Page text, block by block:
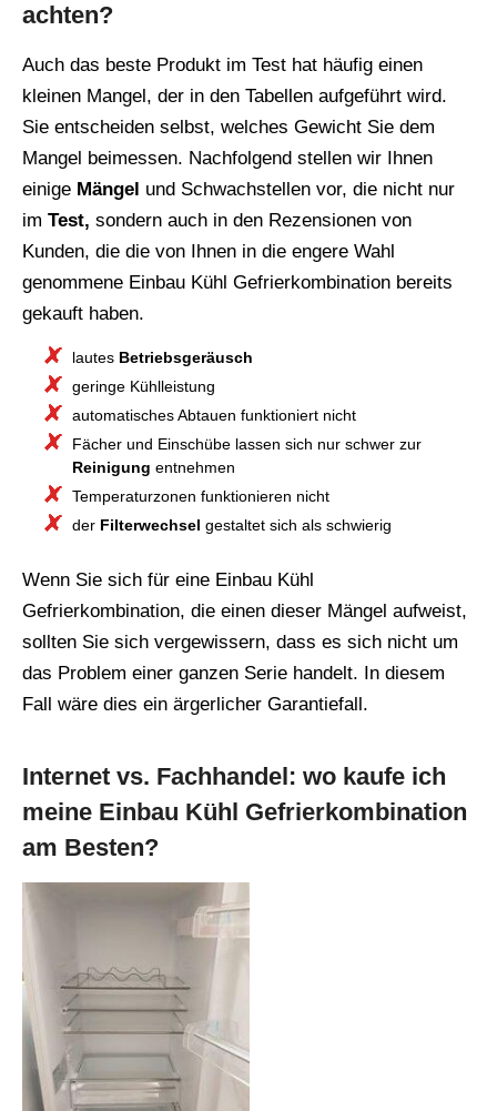
achten?
Auch das beste Produkt im Test hat häufig einen
kleinen Mangel, der in den Tabellen aufgeführt wird.
Sie entscheiden selbst, welches Gewicht Sie dem
Mangel beimessen. Nachfolgend stellen wir Ihnen
einige Mängel und Schwachstellen vor, die nicht nur
im Test, sondern auch in den Rezensionen von
Kunden, die die von Ihnen in die engere Wahl
genommene Einbau Kühl Gefrierkombination bereits
gekauft haben.
lautes Betriebsgeräusch
geringe Kühlleistung
automatisches Abtauen funktioniert nicht
Fächer und Einschübe lassen sich nur schwer zur
Reinigung entnehmen
Temperaturzonen funktionieren nicht
der Filterwechsel gestaltet sich als schwierig
Wenn Sie sich für eine Einbau Kühl
Gefrierkombination, die einen dieser Mängel aufweist,
sollten Sie sich vergewissern, dass es sich nicht um
das Problem einer ganzen Serie handelt. In diesem
Fall wäre dies ein ärgerlicher Garantiefall.
Internet vs. Fachhandel: wo kaufe ich
meine Einbau Kühl Gefrierkombination
am Besten?